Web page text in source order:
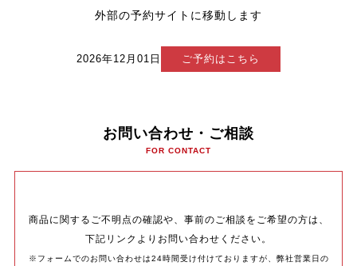
外部の予約サイトに移動します
2026年12月01日 ご予約はこちら
お問い合わせ・ご相談
FOR CONTACT
商品に関するご不明点の確認や、事前のご相談をご希望の方は、
下記リンクよりお問い合わせください。
※フォームでのお問い合わせは24時間受け付けておりますが、弊社営業日の